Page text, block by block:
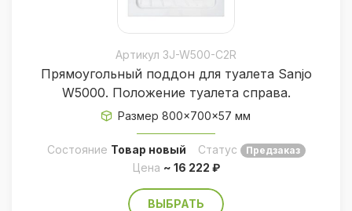
Артикул 3J-W500-С2R
Прямоугольный поддон для туалета Sanjo
W5000. Положение туалета справа.
Размер 800×700×57 мм
Состояние Товар новый Статус Предзаказ
Цена ~ 16 222 ₽
ВЫБРАТЬ